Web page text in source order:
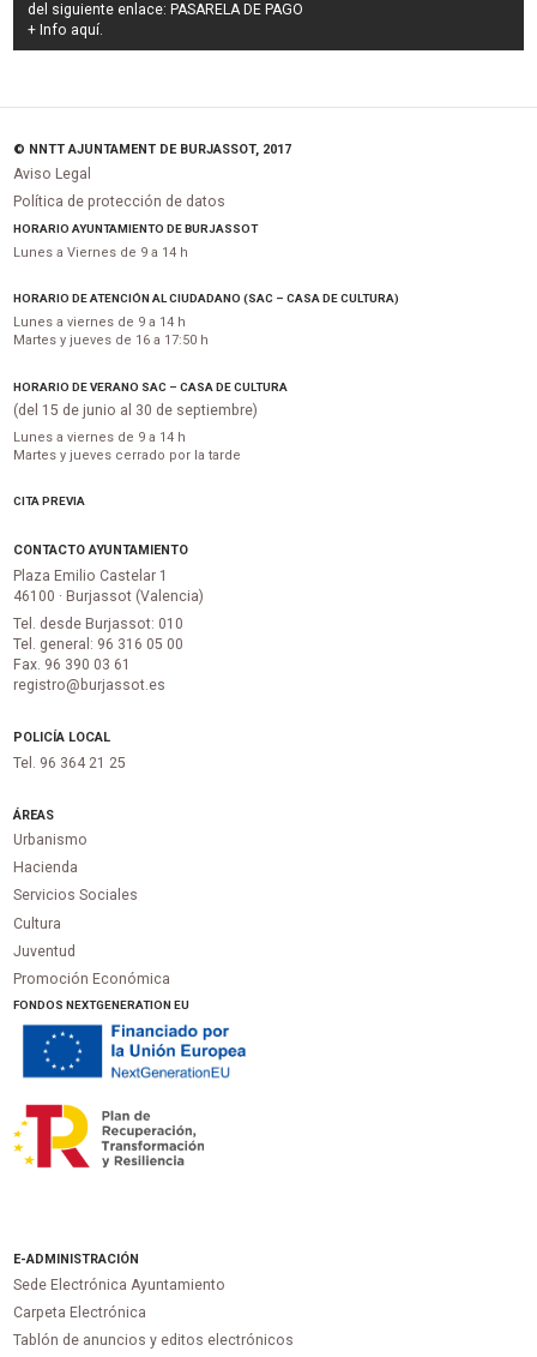
del siguiente enlace: PASARELA DE PAGO
+ Info aquí.
© NNTT AJUNTAMENT DE BURJASSOT, 2017
Aviso Legal
Política de protección de datos
HORARIO AYUNTAMIENTO DE BURJASSOT
Lunes a Viernes de 9 a 14 h
HORARIO DE ATENCIÓN AL CIUDADANO (SAC – CASA DE CULTURA)
Lunes a viernes de 9 a 14 h
Martes y jueves de 16 a 17:50 h
HORARIO DE VERANO SAC – CASA DE CULTURA
(del 15 de junio al 30 de septiembre)
Lunes a viernes de 9 a 14 h
Martes y jueves cerrado por la tarde
CITA PREVIA
CONTACTO AYUNTAMIENTO
Plaza Emilio Castelar 1
46100 · Burjassot (Valencia)
Tel. desde Burjassot: 010
Tel. general: 96 316 05 00
Fax. 96 390 03 61
registro@burjassot.es
POLICÍA LOCAL
Tel. 96 364 21 25
ÁREAS
Urbanismo
Hacienda
Servicios Sociales
Cultura
Juventud
Promoción Económica
FONDOS NEXTGENERATION EU
E-ADMINISTRACIÓN
Sede Electrónica Ayuntamiento
Carpeta Electrónica
Tablón de anuncios y editos electrónicos